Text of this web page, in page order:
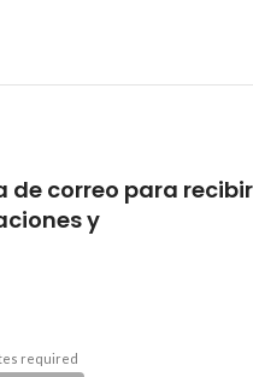
de correo para recibir
y
required